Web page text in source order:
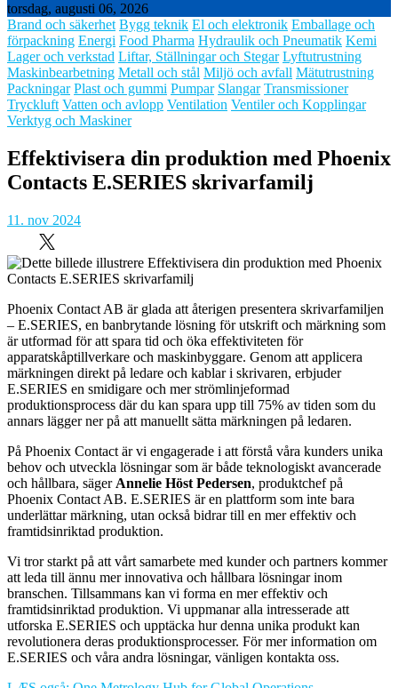
torsdag, augusti 06, 2026
Brand och säkerhet Bygg teknik El och elektronik Emballage och
förpackning Energi Food Pharma Hydraulik och Pneumatik Kemi
Lager och verkstad Liftar, Ställningar och Stegar Lyftutrustning
Maskinbearbetning Metall och stål Miljö och avfall Mätutrustning
Packningar Plast och gummi Pumpar Slangar Transmissioner
Tryckluft Vatten och avlopp Ventilation Ventiler och Kopplingar
Verktyg och Maskiner
Effektivisera din produktion med Phoenix
Contacts E.SERIES skrivarfamilj
11. nov 2024
Phoenix Contact AB är glada att återigen presentera skrivarfamiljen
– E.SERIES, en banbrytande lösning för utskrift och märkning som
är utformad för att spara tid och öka effektiviteten för
apparatskåptillverkare och maskinbyggare. Genom att applicera
märkningen direkt på ledare och kablar i skrivaren, erbjuder
E.SERIES en smidigare och mer strömlinjeformad
produktionsprocess där du kan spara upp till 75% av tiden som du
annars lägger ner på att manuellt sätta märkningen på ledaren.
På Phoenix Contact är vi engagerade i att förstå våra kunders unika
behov och utveckla lösningar som är både teknologiskt avancerade
och hållbara, säger Annelie Höst Pedersen, produktchef på
Phoenix Contact AB. E.SERIES är en plattform som inte bara
underlättar märkning, utan också bidrar till en mer effektiv och
framtidsinriktad produktion.
Vi tror starkt på att vårt samarbete med kunder och partners kommer
att leda till ännu mer innovativa och hållbara lösningar inom
branschen. Tillsammans kan vi forma en mer effektiv och
framtidsinriktad produktion. Vi uppmanar alla intresserade att
utforska E.SERIES och upptäcka hur denna unika produkt kan
revolutionera deras produktionsprocesser. För mer information om
E.SERIES och våra andra lösningar, vänligen kontakta oss.